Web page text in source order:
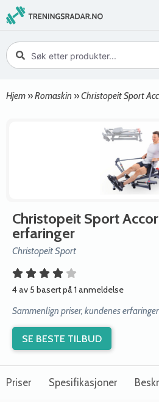
Hjem »Romaskin »Christopeit Sport
Christopeit Sport
erfaringer
Christopeit Sport
4 av 5 basert på 1 anmeldelse
Sammenlign priser, kundenes
SE BESTE TILBUD
Priser Spesifikasjoner